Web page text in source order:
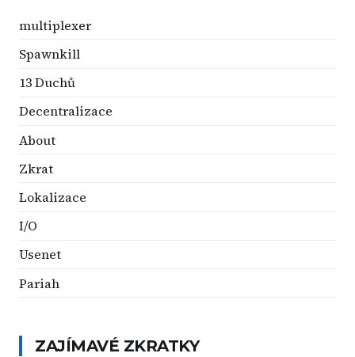
multiplexer
Spawnkill
13 Duchů
Decentralizace
About
Zkrat
Lokalizace
I/O
Usenet
Pariah
ZAJÍMAVÉ ZKRATKY